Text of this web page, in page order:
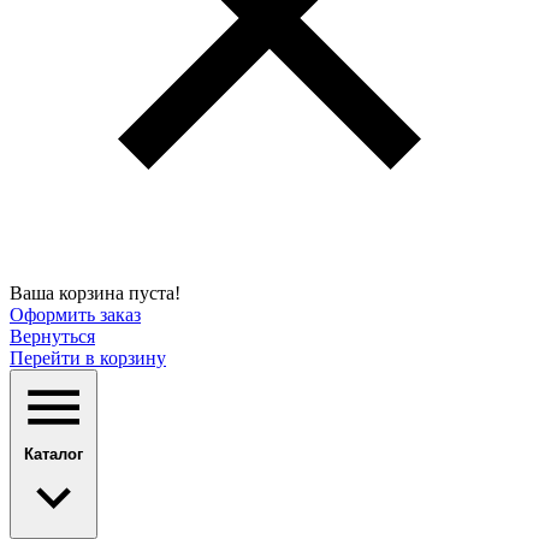
Ваша корзина пуста!
Оформить заказ
Вернуться
Перейти в корзину
Каталог